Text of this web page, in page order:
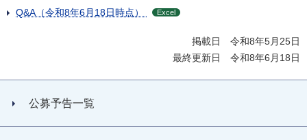
Q&A（令和8年6月18日時点） Excel
掲載日 令和8年5月25日
最終更新日 令和8年6月18日
公募予告一覧